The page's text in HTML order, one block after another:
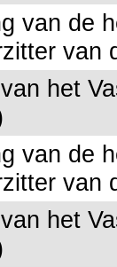
van de
van
het
van de
van
het